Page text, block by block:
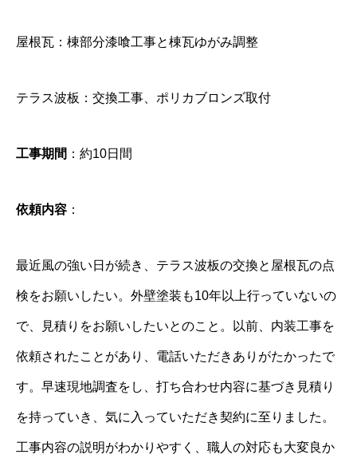
屋根瓦：棟部分漆喰工事と棟瓦ゆがみ調整
テラス波板：交換工事、ポリカブロンズ取付
工事期間 ：約10日間
依頼内容 ：
最近風の強い日が続き、テラス波板の交換と屋根瓦の点
検をお願いしたい。外壁塗装も10年以上行っていないの
で、見積りをお願いしたいとのこと。以前、内装工事を
依頼されたことがあり、電話いただきありがたかったで
す。早速現地調査をし、打ち合わせ内容に基づき見積り
を持っていき、気に入っていただき契約に至りました。
工事内容の説明がわかりやすく、職人の対応も大変良か